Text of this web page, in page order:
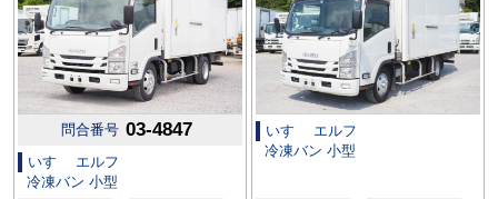
問合番号 03-4847
いすゞ エルフ
冷凍バン 小型
いすゞ エルフ
冷凍バン 小型